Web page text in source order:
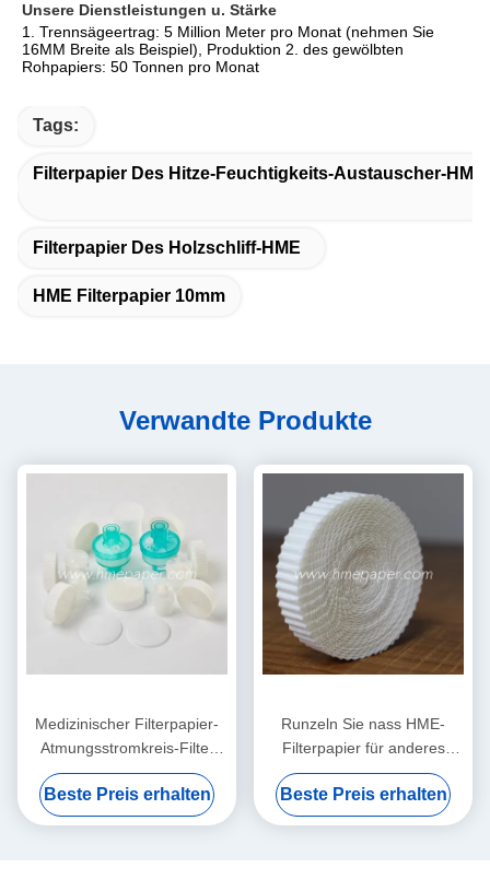
Unsere Dienstleistungen u. Stärke
1. Trennsägeertrag: 5 Million Meter pro Monat (nehmen Sie
16MM Breite als Beispiel), Produktion 2. des gewölbten
Rohpapiers: 50 Tonnen pro Monat
Tags:
Filterpapier Des Hitze-Feuchtigkeits-Austauscher-HME
Filterpapier Des Holzschliff-HME
HME Filterpapier 10mm
Verwandte Produkte
Medizinischer Filterpapier-
Atmungsstromkreis-Filter
HMEF HME runzelte
Filterpapier
Beste Preis erhalten
Runzeln Sie nass HME-
Filterpapier für anderes
medizinisches Comsumables
Beste Preis erhalten